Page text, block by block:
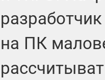
на ПК